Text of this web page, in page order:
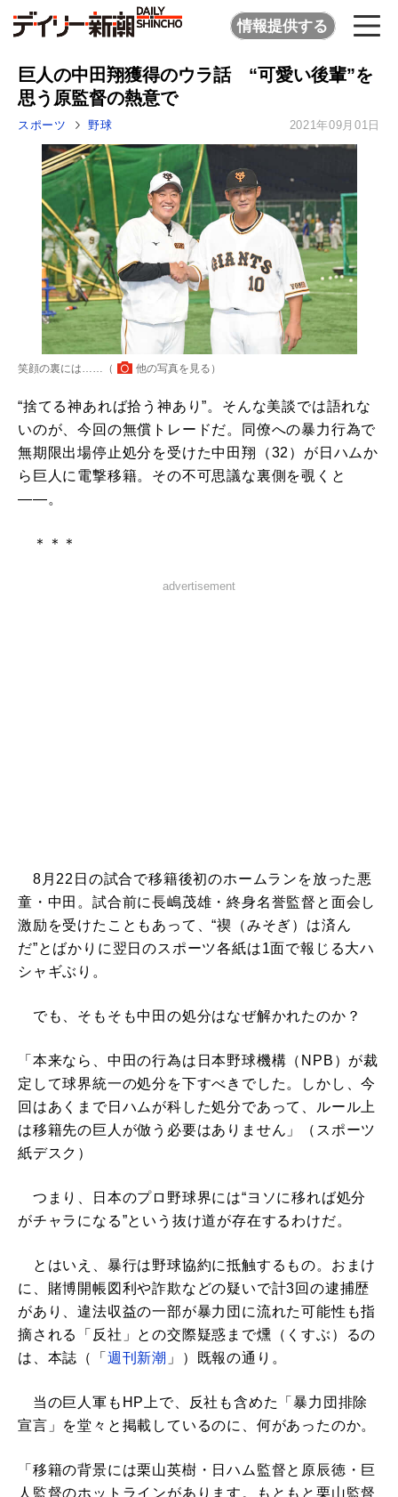
情報提供する
巨人の中田翔獲得のウラ話 “可愛い後輩”を
思う原監督の熱意で
スポーツ 野球 2021年09月01日
笑顔の裏には……（ 他の写真を見る ）
“捨てる神あれば拾う神あり”。そんな美談では語れな
いのが、今回の無償トレードだ。同僚への暴力行為で
無期限出場停止処分を受けた中田翔（32）が日ハムか
ら巨人に電撃移籍。その不可思議な裏側を覗くと
――。
＊＊＊
advertisement
8月22日の試合で移籍後初のホームランを放った悪
童・中田。試合前に長嶋茂雄・終身名誉監督と面会し
激励を受けたこともあって、“禊（みそぎ）は済ん
だ”とばかりに翌日のスポーツ各紙は1面で報じる大ハ
シャギぶり。
でも、そもそも中田の処分はなぜ解かれたのか？
「本来なら、中田の行為は日本野球機構（NPB）が裁
定して球界統一の処分を下すべきでした。しかし、今
回はあくまで日ハムが科した処分であって、ルール上
は移籍先の巨人が倣う必要はありません」（スポーツ
紙デスク）
つまり、日本のプロ野球界には“ヨソに移れば処分
がチャラになる”という抜け道が存在するわけだ。
とはいえ、暴行は野球協約に抵触するもの。おまけ
に、賭博開帳図利や詐欺などの疑いで計3回の逮捕歴
があり、違法収益の一部が暴力団に流れた可能性も指
摘される「反社」との交際疑惑まで燻（くすぶ）るの
は、本誌（「 週刊新潮 」）既報の通り。
当の巨人軍もHP上で、反社も含めた「暴力団排除
宣言」を堂々と掲載しているのに、何があったのか。
「移籍の背景には栗山英樹・日ハム監督と原辰徳・巨
人監督のホットラインがあります。もともと栗山監督